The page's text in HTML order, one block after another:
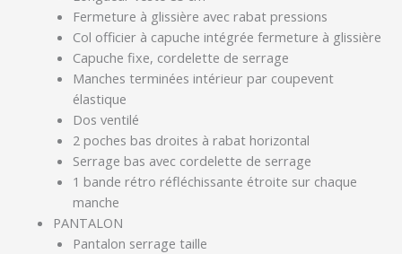
Fermeture à glissière avec rabat pressions
Col officier à capuche intégrée fermeture à glissière
Capuche fixe, cordelette de serrage
Manches terminées intérieur par coupevent
élastique
Dos ventilé
2 poches bas droites à rabat horizontal
Serrage bas avec cordelette de serrage
1 bande rétro réfléchissante étroite sur chaque
manche
PANTALON
Pantalon serrage taille